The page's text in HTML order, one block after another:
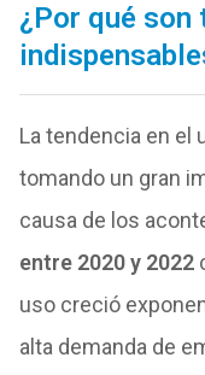
¿Por qué son
La tendencia en el
tomando un gran
causa de los
entre 2020 y 2022
uso creció
alta demanda de